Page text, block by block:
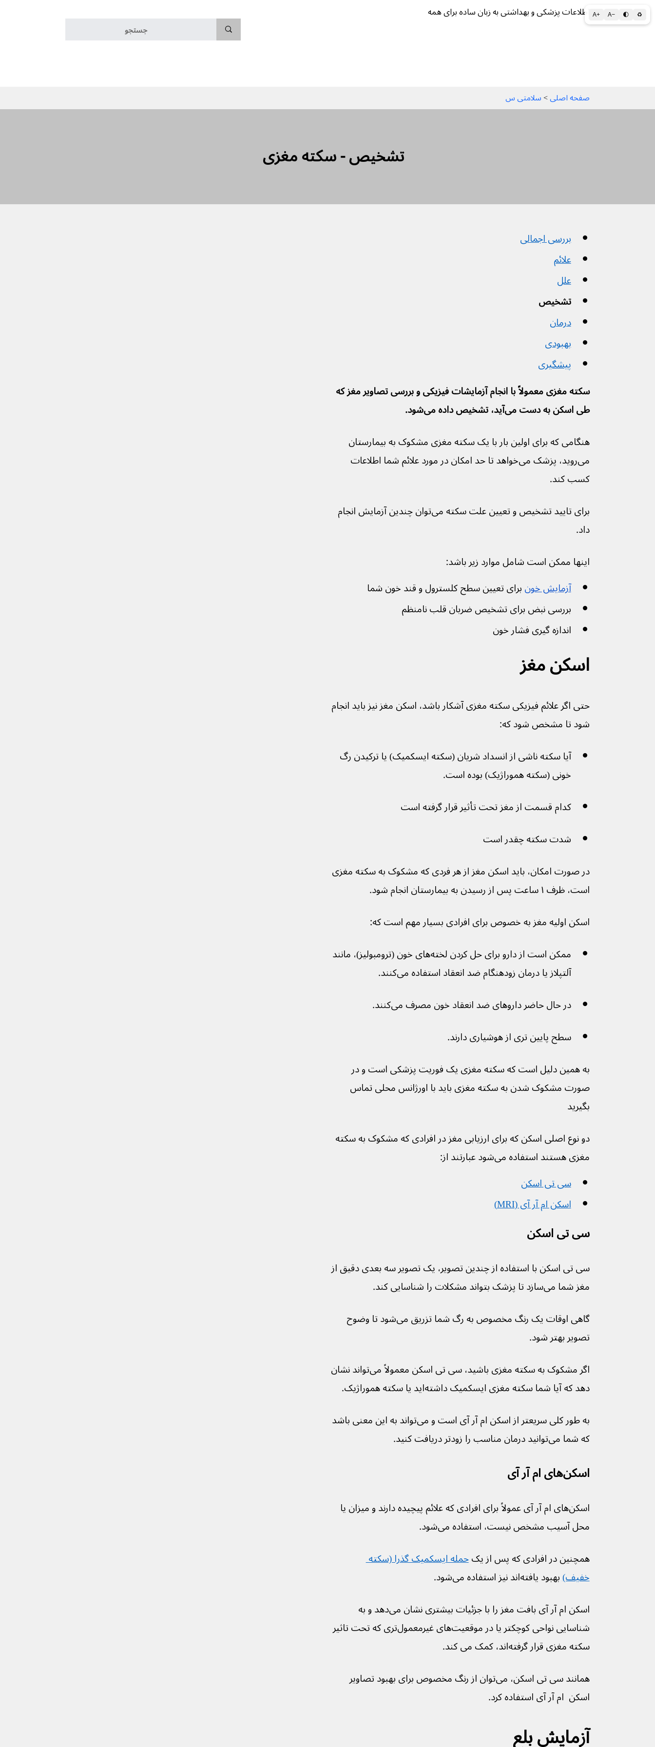
A+ A− 🌓 ♻ اطلاعات پزشکی و بهداشتی به زبان ساده برای همه
صفحه اصلی > سلامتی س
تشخیص - سکته مغزی
بررسی اجمالی
علائم
علل
تشخیص
درمان
بهبودی
پیشگیری
سکته مغزی معمولاً با انجام آزمایشات فیزیکی و بررسی تصاویر مغز که
طی اسکن به دست می‌آید، تشخیص داده می‌شود.
هنگامی که برای اولین بار با یک سکته مغزی مشکوک به بیمارستان
می‌روید، پزشک می‌خواهد تا حد امکان در مورد علائم شما اطلاعات
کسب کند.
برای تایید تشخیص و تعیین علت سکته می‌توان چندین آزمایش انجام
داد.
اینها ممکن است شامل موارد زیر باشد:
آزمایش خون برای تعیین سطح کلسترول و قند خون شما
بررسی نبض برای تشخیص ضربان قلب نامنظم
اندازه گیری فشار خون
اسکن مغز
حتی اگر علائم فیزیکی سکته مغزی آشکار باشد، اسکن مغز نیز باید انجام
شود تا مشخص شود که:
آیا سکته ناشی از انسداد شریان (سکته ایسکمیک) یا ترکیدن رگ
خونی (سکته هموراژیک) بوده است.
کدام قسمت از مغز تحت تأثیر قرار گرفته است
شدت سکته چقدر است
در صورت امکان، باید اسکن مغز از هر فردی که مشکوک به سکته مغزی
است، ظرف ۱ ساعت پس از رسیدن به بیمارستان انجام شود.
اسکن اولیه مغز به خصوص برای افرادی بسیار مهم است که:
ممکن است از دارو برای حل کردن لخته‌های خون (ترومبولیز)، مانند
آلتپلاز یا درمان زودهنگام ضد انعقاد استفاده می‌کنند.
در حال حاضر داروهای ضد انعقاد خون مصرف می‌کنند.
سطح پایین تری از هوشیاری دارند.
به همین دلیل است که سکته مغزی یک فوریت پزشکی است و در
صورت مشکوک شدن به سکته مغزی باید با اورژانس محلی تماس
بگیرید
دو نوع اصلی اسکن که برای ارزیابی مغز در افرادی که مشکوک به سکته
مغزی هستند استفاده می‌شود عبارتند از:
سی تی اسکن
اسکن ام آر آی (MRI)
سی تی اسکن
سی تی اسکن با استفاده از چندین تصویر، یک تصویر سه بعدی دقیق از
مغز شما می‌سازد تا پزشک بتواند مشکلات را شناسایی کند.
گاهی اوقات یک رنگ مخصوص به رگ شما تزریق می‌شود تا وضوح
تصویر بهتر شود.
اگر مشکوک به سکته مغزی باشید، سی تی اسکن معمولاً می‌تواند نشان
دهد که آیا شما سکته مغزی ایسکمیک داشته‌اید یا سکته هموراژیک.
به طور کلی سریعتر از اسکن ام آر آی است و می‌تواند به این معنی باشد
که شما می‌توانید درمان مناسب را زودتر دریافت کنید.
اسکن‌های ام آر آی
اسکن‌های ام آر آی عمولاً برای افرادی که علائم پیچیده دارند و میزان یا
محل آسیب مشخص نیست، استفاده می‌شود.
همچنین در افرادی که پس از یک حمله ایسکمیک گذرا (سکته
خفیف) بهبود یافته‌اند نیز استفاده می‌شود.
اسکن ام آر آی بافت مغز را با جزئیات بیشتری نشان می‌دهد و به
شناسایی نواحی کوچکتر یا در موقعیت‌های غیرمعمول‌تری که تحت تاثیر
سکته مغزی قرار گرفته‌اند، کمک می کند.
همانند سی تی اسکن، می‌توان از رنگ مخصوص برای بهبود تصاویر
اسکن  ام آر آی استفاده کرد.
آزمایش بلع